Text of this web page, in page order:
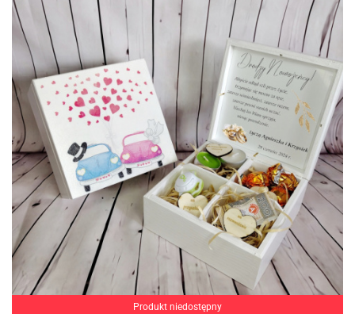
Produkt niedostępny